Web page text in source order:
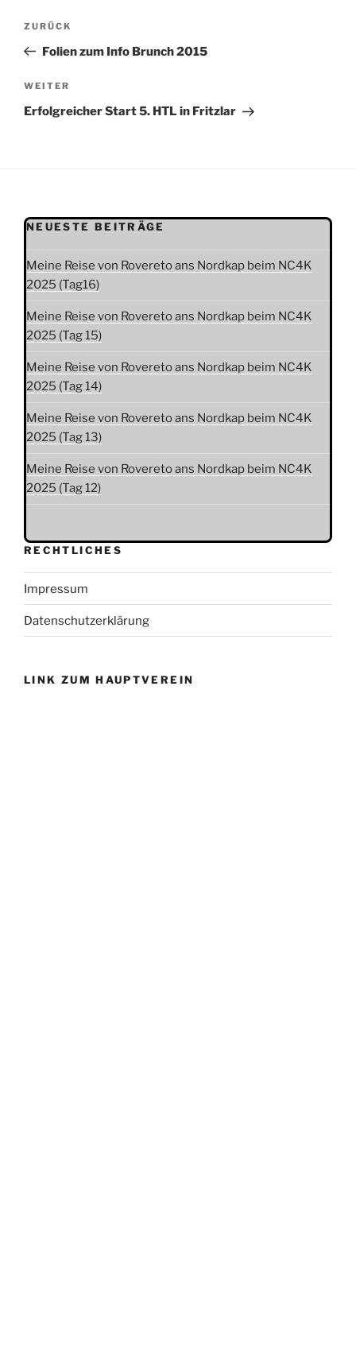
Beitragsnavigation
Vorheriger
Beitrag
ZURÜCK
Folien zum Info Brunch 2015
Nächster
Beitrag
WEITER
Erfolgreicher Start 5. HTL in Fritzlar
NEUESTE BEITRÄGE
Meine Reise von Rovereto ans Nordkap beim NC4K
2025 (Tag16)
Meine Reise von Rovereto ans Nordkap beim NC4K
2025 (Tag 15)
Meine Reise von Rovereto ans Nordkap beim NC4K
2025 (Tag 14)
Meine Reise von Rovereto ans Nordkap beim NC4K
2025 (Tag 13)
Meine Reise von Rovereto ans Nordkap beim NC4K
2025 (Tag 12)
RECHTLICHES
Impressum
Datenschutzerklärung
LINK ZUM HAUPTVEREIN